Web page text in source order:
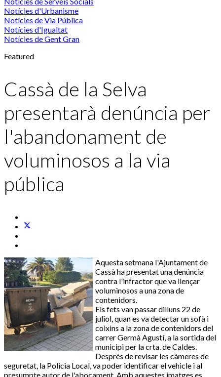
Notícies d'Urbanisme
Notícies de Via Pública
Notícies d'Igualtat
Notícies de Gent Gran
Featured
Cassà de la Selva
presentarà denúncia per
l'abandonament de
voluminosos a la via
pública
Aquesta setmana l'Ajuntament de
Cassà ha presentat una denúncia
contra l'infractor que va llençar
voluminosos a una zona de
contenidors.
Els fets van passar dilluns 22 de
juliol, quan es va detectar un sofà i
coixins a la zona de contenidors del
carrer Germà Agustí, a la sortida del
municipi per la crta. de Caldes.
Després de revisar les càmeres de
seguretat, la Policia Local, va poder identificar el vehicle i al
presumpte autor de l'abocament. Amb aquestes imatges es